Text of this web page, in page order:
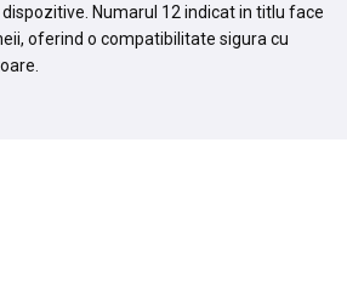
Numarul 12 indicat in titlu face
oferind o compatibilitate sigura cu